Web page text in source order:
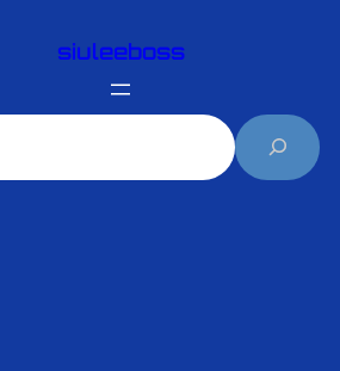
siuleeboss